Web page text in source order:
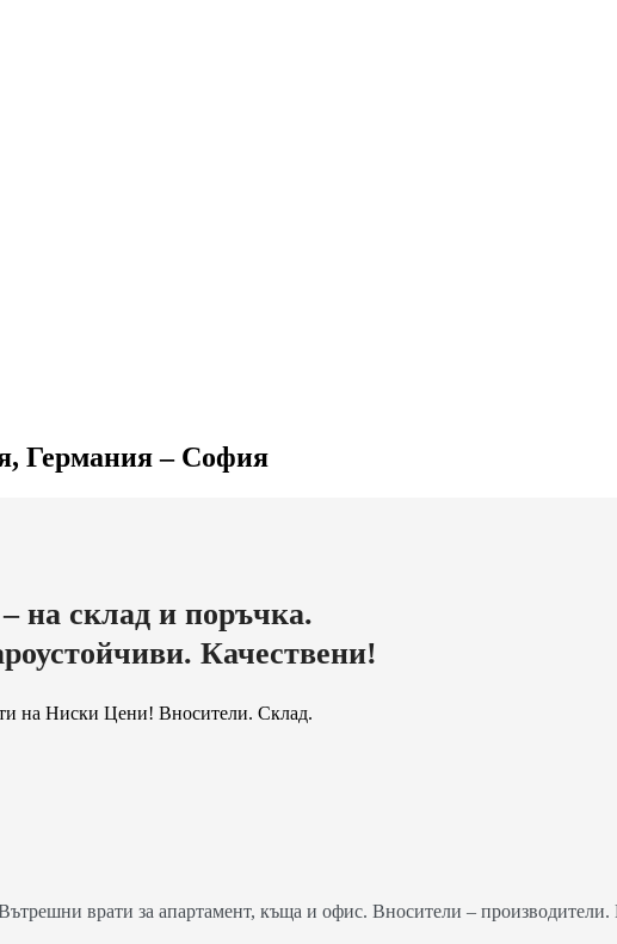
Германия – София
на склад и поръчка.
Качествени!
на Ниски Цени! Вносители. Склад.
врати за апартамент, къща и офис. Вносители – производители.